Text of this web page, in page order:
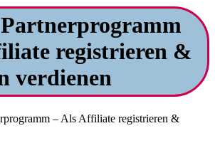
registrieren &
verdienen
– Als Affiliate registrieren &